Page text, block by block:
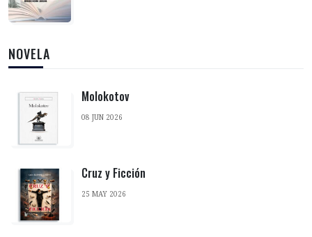
NOVELA
Molokotov
08 JUN 2026
Cruz y Ficción
25 MAY 2026